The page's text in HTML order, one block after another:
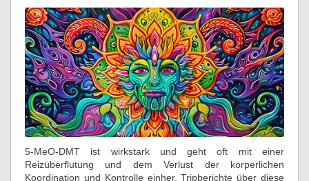
5-MeO-DMT ist wirkstark und geht oft mit einer
Reizüberflutung und dem Verlust der körperlichen
Koordination und Kontrolle einher. Tripberichte über diese